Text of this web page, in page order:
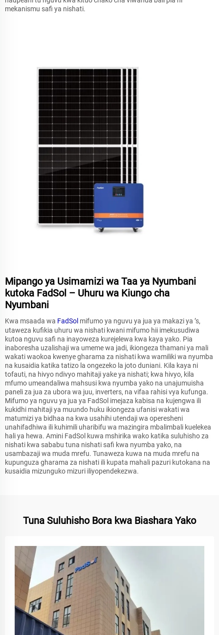
mekanismu safi ya nishati.
Mipango ya Usimamizi wa Taa ya Nyumbani
kutoka FadSol – Uhuru wa Kiungo cha
Nyumbani
Kwa msaada wa FadSol mifumo ya nguvu ya jua ya makazi ya ’s,
utaweza kufikia uhuru wa nishati kwani mifumo hii imekusudiwa
kutoa nguvu safi na inayoweza kurejelewa kwa kaya yako. Pia
inaboresha uzalishaji wa umeme wa jadi, ikiongeza thamani ya mali
wakati waokoa kwenye gharama za nishati kwa wamiliki wa nyumba
na kusaidia katika tatizo la ongezeko la joto duniani. Kila kaya ni
tofauti, na hivyo ndivyo mahitaji yake ya nishati; kwa hivyo, kila
mfumo umeandaliwa mahsusi kwa nyumba yako na unajumuisha
paneli za jua za ubora wa juu, inverters, na vifaa rahisi vya kufunga.
Mifumo ya nguvu ya jua ya FadSol imejaza kabisa na kujengwa ili
kukidhi mahitaji ya muundo huku ikiongeza ufanisi wakati wa
matumizi ya bidhaa na kwa usahihi utendaji wa operesheni
unahifadhiwa ili kuhimili uharibifu wa mazingira mbalimbali kuelekea
hali ya hewa. Amini FadSol kuwa mshirika wako katika suluhisho za
nishati kwa sababu tuna nishati safi kwa nyumba yako, na
usambazaji wa muda mrefu. Tunaweza kuwa na muda mrefu na
kupunguza gharama za nishati ili kupata mahali pazuri kutokana na
kusaidia mizunguko mizuri iliyopendekezwa.
Tuna Suluhisho Bora kwa Biashara Yako